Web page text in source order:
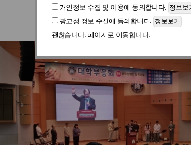
개인정보 수집 및 이용에 동의합니다.
광고성 정보 수신에 동의합니다.
괜찮습니다. 페이지로 이동합니다.